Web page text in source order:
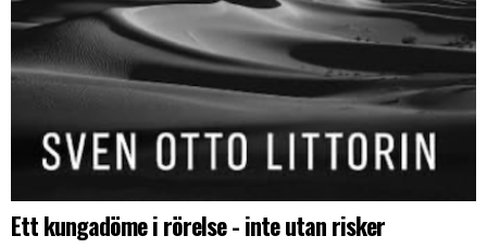
Ett kungadöme i rörelse - inte utan risker